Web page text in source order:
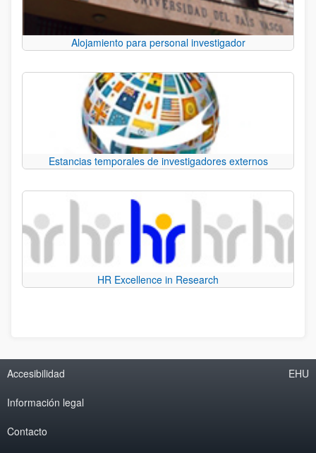
Alojamiento para personal investigador
Estancias temporales de investigadores externos
HR Excellence in Research
Accesibilidad
Información legal
Contacto
EHU